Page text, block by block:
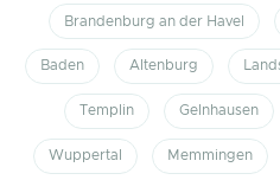
Brandenburg an der Havel
Baden Altenburg
Templin Gelnhausen
Wuppertal Memmingen